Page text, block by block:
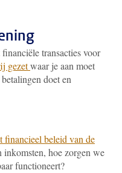
transacties voor
gezetwaar je aan moet
doet en
financieel beleid van de
hoe zorgen we
functioneert?